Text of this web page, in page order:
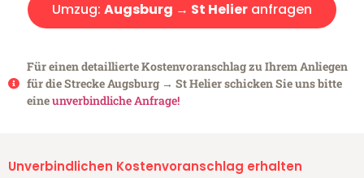
Umzug: Augsburg → St Helier anfragen
Für einen detaillierte Kostenvoranschlag zu Ihrem Anliegen
für die Strecke Augsburg → St Helier schicken Sie uns bitte
eineunverbindliche Anfrage!
Unverbindlichen Kostenvoranschlag erhalten